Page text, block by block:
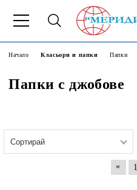
Начало Класьори и папки Папки
Папки с джобове
« 1